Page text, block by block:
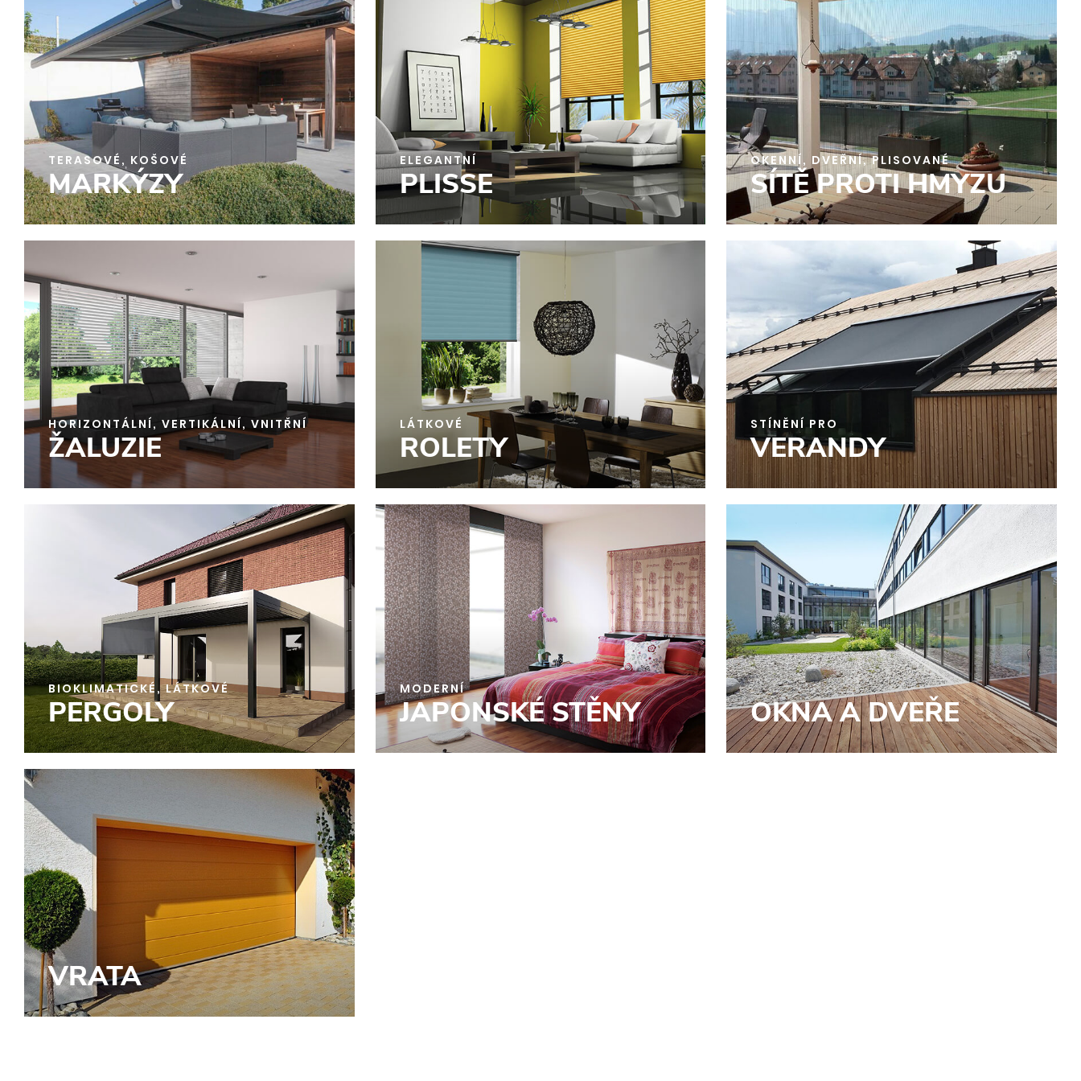
TERASOVÉ, KOŠOVÉ
MARKÝZY
ELEGANTNÍ
PLISSE
OKENNÍ, DVEŘNÍ, PLISOVANÉ
SÍTĚ PROTI HMYZU
HORIZONTÁLNÍ, VERTIKÁLNÍ, VNITŘNÍ
ŽALUZIE
LÁTKOVÉ
ROLETY
STÍNĚNÍ PRO
VERANDY
BIOKLIMATICKÉ, LÁTKOVÉ
PERGOLY
MODERNÍ
JAPONSKÉ STĚNY OKNA A DVEŘE
VRATA